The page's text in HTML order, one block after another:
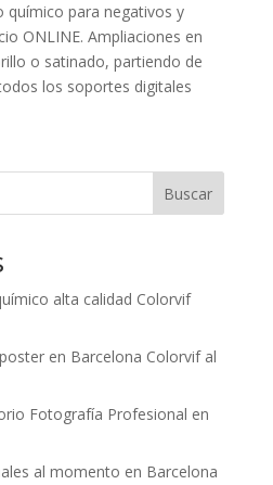
para negativos y
ONLINE. Ampliaciones en
o satinado, partiendo de
los soportes digitales
Buscar
alta calidad Colorvif
en Barcelona Colorvif al
Fotografía Profesional en
al momento en Barcelona